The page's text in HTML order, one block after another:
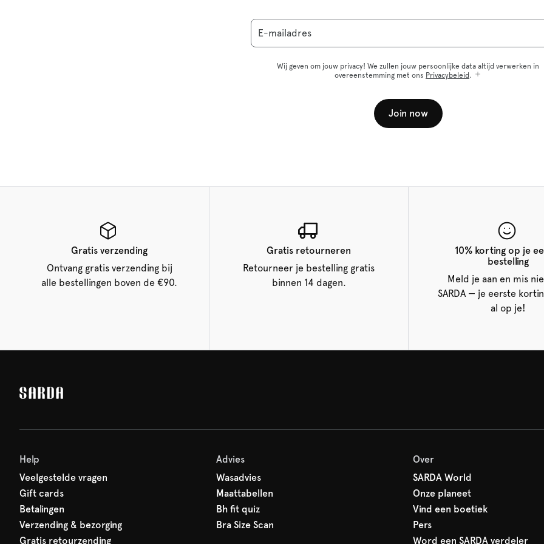
E-mailadres
Wij geven om jouw privacy! We zullen jouw persoonlijke data altijd verwerken in
overeenstemming met ons Privacybeleid .
Join now
Gratis verzending
Ontvang gratis verzending bij
alle bestellingen boven de €90.
Gratis retourneren
Retourneer je bestelling gratis
binnen 14 dagen.
10% korting op je
bestelling
Meld je aan en mis
SARDA — je eerste
al op je!
Help
Veelgestelde vragen
Gift cards
Betalingen
Verzending & bezorging
Gratis retourzending
Advies
Wasadvies
Maattabellen
Bh fit quiz
Bra Size Scan
Over
SARDA World
Onze planeet
Vind een boetiek
Pers
Word een SARDA verdeler